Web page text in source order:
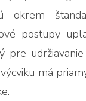
postupy
má